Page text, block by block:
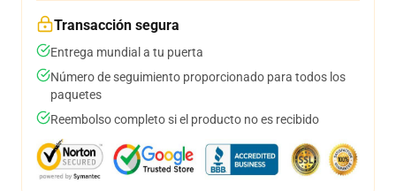
Transacción segura
Entrega mundial a tu puerta
Número de seguimiento proporcionado para todos los
paquetes
Reembolso completo si el producto no es recibido